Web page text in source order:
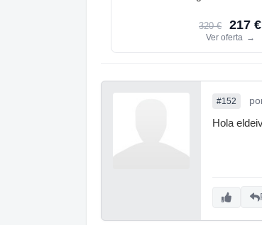
320 € 217 €
Ver oferta →
#152
Hola